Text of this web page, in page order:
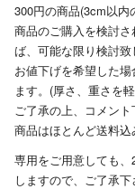
300円の商品(3cm以内
商品のご購入を検討
ば、可能な限り検討致
お値下げを希望した
ます。(厚さ、重さを
ご了承の上、コメント
商品はほとんど送料込
専用をご用意しても
しますので、ご了承下